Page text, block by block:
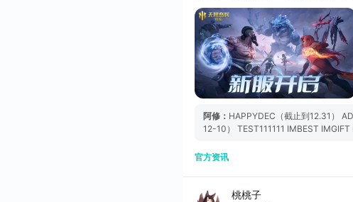
※没有显示新服的冒险家请重新登录
【当前兑换码合集】
HAPPYDEC（截止到12.31）
ADVANTIXLEGENDARY3（截止到
IM777
IM888
IM999（需通关战役普通模式1
阿修： HAPPYDEC（截止到12.31）
12-10） TEST111111 IMBEST
官方资讯
桃桃子